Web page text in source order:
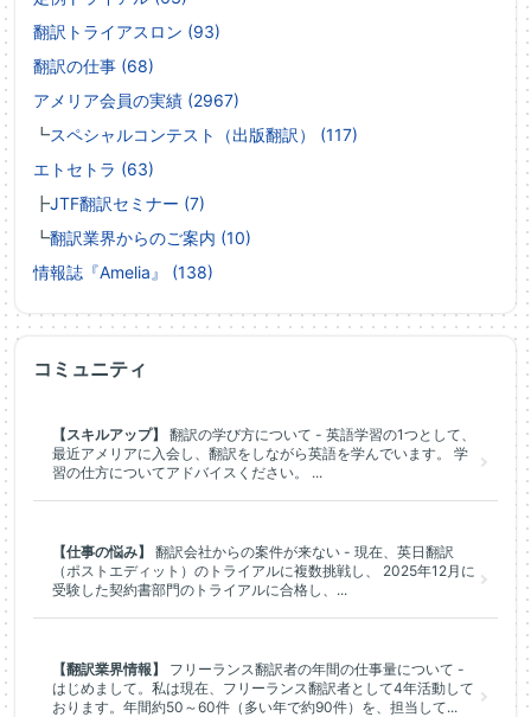
翻訳トライアスロン (93)
翻訳の仕事 (68)
アメリア会員の実績 (2967)
┗スペシャルコンテスト（出版翻訳） (117)
エトセトラ (63)
┣JTF翻訳セミナー (7)
┗翻訳業界からのご案内 (10)
情報誌『Amelia』 (138)
コミュニティ
【スキルアップ】
翻訳の学び方について - 英語学習の1つとして、
最近アメリアに入会し、翻訳をしながら英語を学んでいます。 学
習の仕方についてアドバイスください。 ...
【仕事の悩み】
翻訳会社からの案件が来ない - 現在、英日翻訳
（ポストエディット）のトライアルに複数挑戦し、 2025年12月に
受験した契約書部門のトライアルに合格し、...
【翻訳業界情報】
フリーランス翻訳者の年間の仕事量について -
はじめまして。私は現在、フリーランス翻訳者として4年活動して
おります。年間約50～60件（多い年で約90件）を、担当して...